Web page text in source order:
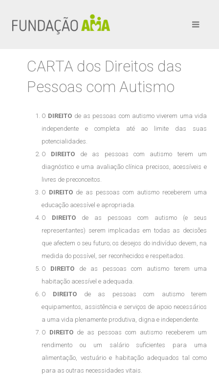
CARTA dos Direitos das
Pessoas com Autismo
O DIREITO de as pessoas com autismo viverem uma vida
independente e completa até ao limite das suas
potencialidades.
O DIREITO de as pessoas com autismo terem um
diagnóstico e uma avaliação clínica precisos, acessíveis e
livres de preconceitos.
O DIREITO de as pessoas com autismo receberem uma
educação acessível e apropriada.
O DIREITO de as pessoas com autismo (e seus
representantes) serem implicadas em todas as decisões
que afectem o seu futuro; os desejos do indivíduo devem, na
medida do possível, ser reconhecidos e respeitados.
O DIREITO de as pessoas com autismo terem uma
habitação acessível e adequada.
O DIREITO de as pessoas com autismo terem
equipamentos, assistência e serviços de apoio necessários
a uma vida plenamente produtiva, digna e independente.
O DIREITO de as pessoas com autismo receberem um
rendimento ou um salário suficientes para uma
alimentação, vestuário e habitação adequados tal como
para as outras necessidades vitais.